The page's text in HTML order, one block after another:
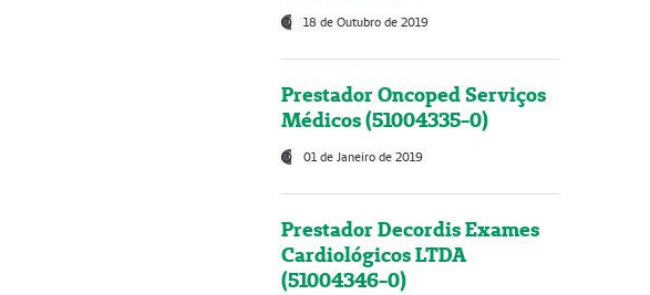
18 de Outubro de 2019
Prestador Oncoped Serviços
Médicos (51004335-0)
01 de Janeiro de 2019
Prestador Decordis Exames
Cardiológicos LTDA
(51004346-0)